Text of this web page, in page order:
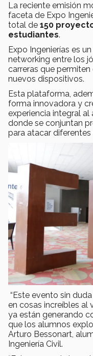
La reciente emisión
faceta de Expo
total de 150
estudiantes.
Expo Ingenierías es
networking entre los
carreras que
nuevos dispositivos.
Esta plataforma,
forma innovadora y
experiencia integral
donde se conjuntan
para atacar
“Este evento sin
en cosas increíbles al
ya están generando
que los alumnos
Arturo Bessonart,
Ingeniería Civil.